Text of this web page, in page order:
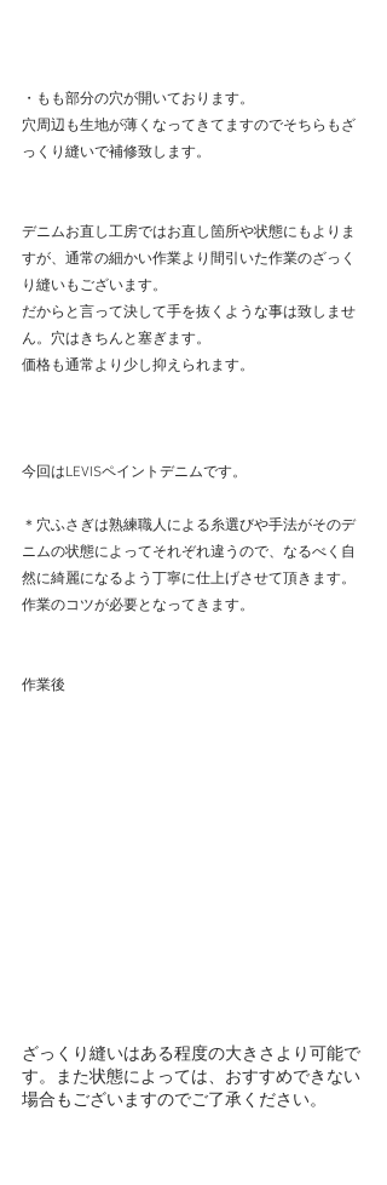
・もも部分の穴が開いております。
穴周辺も生地が薄くなってきてますのでそちらもざ
っくり縫いで補修致します。
デニムお直し工房ではお直し箇所や状態にもよりま
すが、通常の細かい作業より間引いた作業のざっく
り縫いもございます。
だからと言って決して手を抜くような事は致しませ
ん。穴はきちんと塞ぎます。
価格も通常より少し抑えられます。
今回はLEVISペイントデニムです。
＊穴ふさぎは熟練職人による糸選びや手法がそのデ
ニムの状態によってそれぞれ違うので、なるべく自
然に綺麗になるよう丁寧に仕上げさせて頂きます。
作業のコツが必要となってきます。
作業後
ざっくり縫いはある程度の大きさより可能で
す。また状態によっては、おすすめできない
場合もございますのでご了承ください。